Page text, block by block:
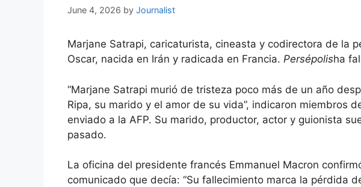
June 4, 2026 by Journalist
Marjane Satrapi, caricaturista, cineasta y codirectora de la
Oscar, nacida en Irán y radicada en Francia. Persépolisha
“Marjane Satrapi murió de tristeza poco más de un año
Ripa, su marido y el amor de su vida”, indicaron miembros
enviado a la AFP. Su marido, productor, actor y guionista
pasado.
La oficina del presidente francés Emmanuel Macron
comunicado que decía: “Su fallecimiento marca la pérdida